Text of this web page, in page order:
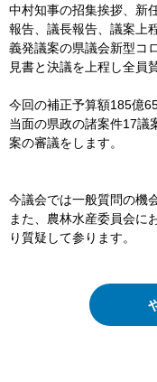
中村知事の招集挨拶、新
報告、議長報告、議案上
義発議案の県議会新型コ
見書と決議を上程し全員
今回の補正予算額185億
当面の県政の諸案件17議
案の審議をします。
今議会では一般質問の機
また、農林水産委員会に
り質疑して参ります。